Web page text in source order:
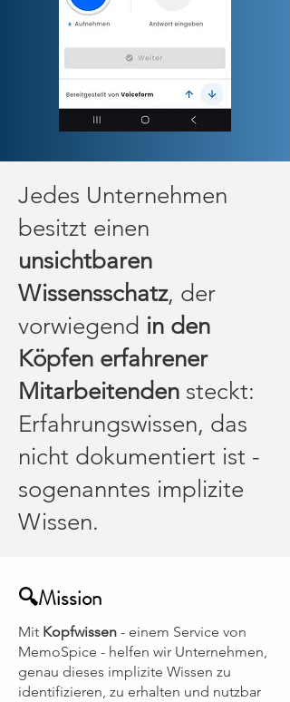
Jedes Unternehmen
besitzt einen
unsichtbaren
Wissensschatz, der
vorwiegend in den
Köpfen erfahrener
Mitarbeitenden steckt:
Erfahrungswissen, das
nicht dokumentiert ist -
sogenanntes implizite
Wissen.
🔍Mission
Mit Kopfwissen - einem Service von
MemoSpice - helfen wir Unternehmen,
genau dieses implizite Wissen zu
identifizieren, zu erhalten und nutzbar